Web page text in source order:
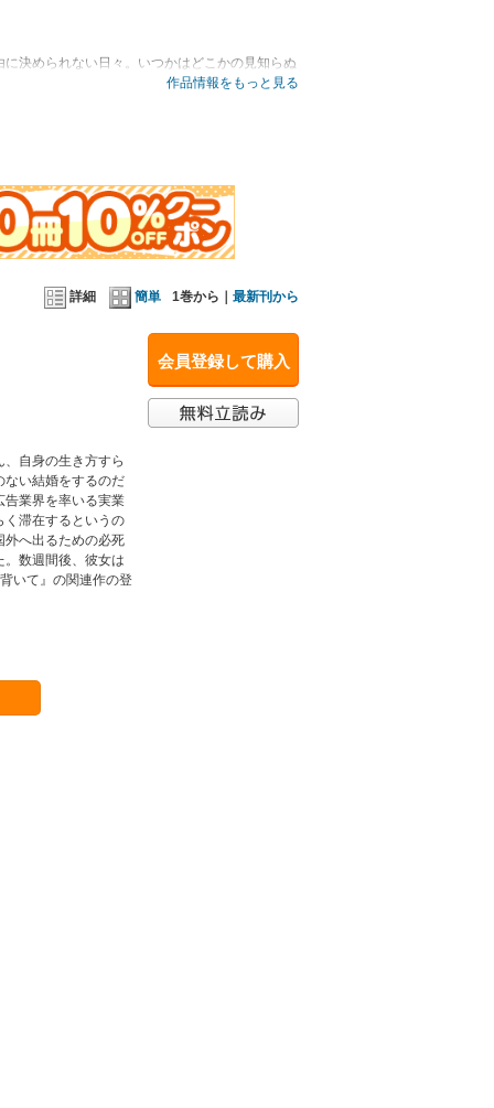
決められない日々。いつかはどこかの見知らぬ
リスの広告業界を率いる実業家ゲイブ・スティ
後、彼女は奇跡の命を授かったことに気づ
作品情報をもっと見る
詳細 簡単 1巻から｜ 最新刊から
会員登録して購入
自身の生き方すら
ない結婚をするのだ
告業界を率いる実業
く滞在するというの
外へ出るための必死
数週間後、彼女は
いて』の関連作の登